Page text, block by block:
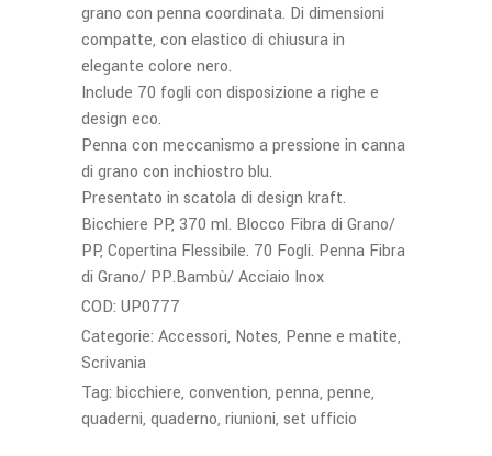
grano con penna coordinata. Di dimensioni
compatte, con elastico di chiusura in
elegante colore nero.
Include 70 fogli con disposizione a righe e
design eco.
Penna con meccanismo a pressione in canna
di grano con inchiostro blu.
Presentato in scatola di design kraft.
Bicchiere PP, 370 ml. Blocco Fibra di Grano/
PP, Copertina Flessibile. 70 Fogli. Penna Fibra
di Grano/ PP.Bambù/ Acciaio Inox
COD: UP0777
Categorie: Accessori, Notes, Penne e matite,
Scrivania
Tag: bicchiere, convention, penna, penne,
quaderni, quaderno, riunioni, set ufficio